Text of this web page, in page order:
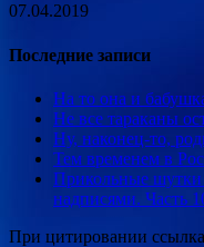
07.04.2019
Последние записи
На то она и
Не все тараканы
Ну, наконец-то,
Тем временем в
Прикольные шутки
надписями. Часть
При цитировании ссылка